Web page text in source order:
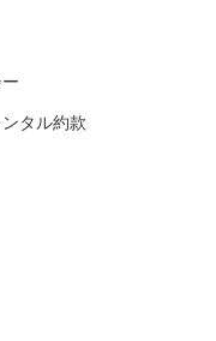
ンタル約款